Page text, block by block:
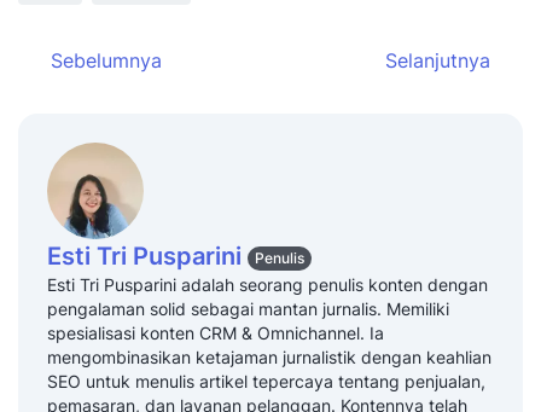
Sebelumnya Selanjutnya
Esti Tri Pusparini Penulis
Esti Tri Pusparini adalah seorang penulis konten dengan
pengalaman solid sebagai mantan jurnalis. Memiliki
spesialisasi konten CRM & Omnichannel. Ia
mengombinasikan ketajaman jurnalistik dengan keahlian
SEO untuk menulis artikel tepercaya tentang penjualan,
pemasaran, dan layanan pelanggan. Kontennya telah